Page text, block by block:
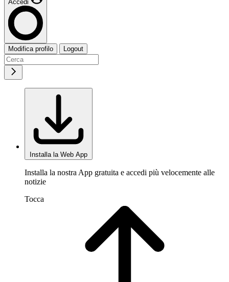
Accedi
Modifica profilo Logout
Installa la Web App
Installa la nostra App gratuita e accedi più velocemente alle
notizie
Tocca